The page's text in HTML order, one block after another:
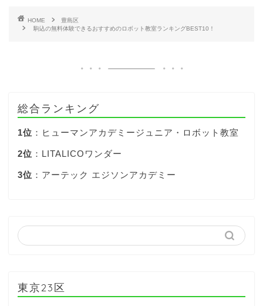
HOME
豊島区
駒込の無料体験できるおすすめのロボット教室ランキングBEST10！
総合ランキング
1位 ：ヒューマンアカデミージュニア・ロボット教室
2位 ：LITALICOワンダー
3位 ：アーテック エジソンアカデミー
東京23区